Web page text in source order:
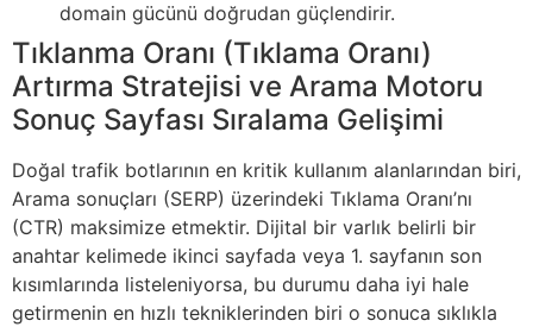
domain gücünü doğrudan güçlendirir.
Tıklanma Oranı (Tıklama Oranı)
Artırma Stratejisi ve Arama Motoru
Sonuç Sayfası Sıralama Gelişimi
Doğal trafik botlarının en kritik kullanım alanlarından biri,
Arama sonuçları (SERP) üzerindeki Tıklama Oranı’nı
(CTR) maksimize etmektir. Dijital bir varlık belirli bir
anahtar kelimede ikinci sayfada veya 1. sayfanın son
kısımlarında listeleniyorsa, bu durumu daha iyi hale
getirmenin en hızlı tekniklerinden biri o sonuca sıklıkla